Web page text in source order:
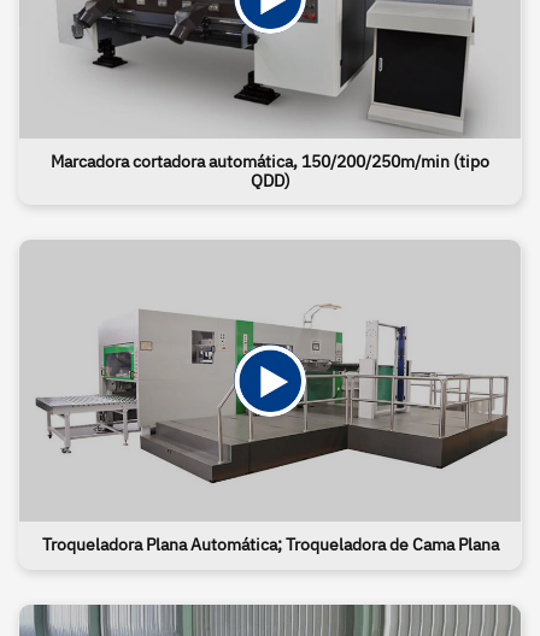
Marcadora cortadora automática, 150/200/250m/min (tipo
QDD)
Troqueladora Plana Automática; Troqueladora de Cama Plana